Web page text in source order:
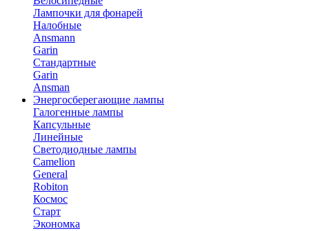
Лампочки для фонарей
Налобные
Ansmann
Garin
Стандартные
Garin
Ansman
Энергосберегающие лампы
Галогенные лампы
Капсульные
Линейные
Светодиодные лампы
Camelion
General
Robiton
Космос
Старт
Экономка